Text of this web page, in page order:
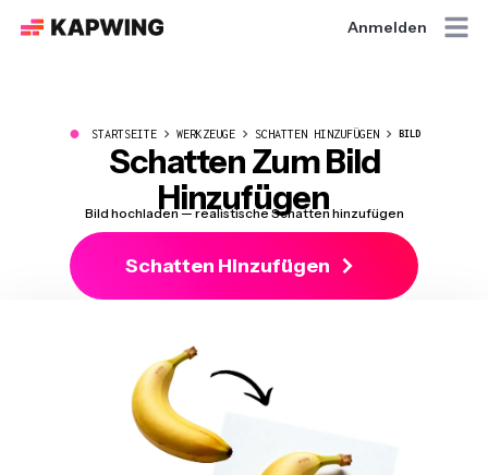
Anmelden
● STARTSEITE WERKZEUGE SCHATTEN HINZUFÜGEN BILD
Schatten Zum Bild
Hinzufügen
Bild hochladen — realistische Schatten hinzufügen
Schatten Hinzufügen